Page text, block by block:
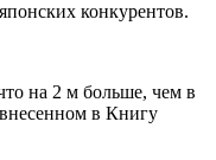
конкурентов.
на 2 м больше, чем в
в Книгу